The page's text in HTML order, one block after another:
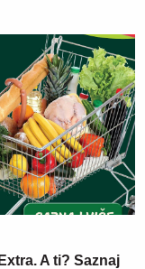
A ti? Saznaj